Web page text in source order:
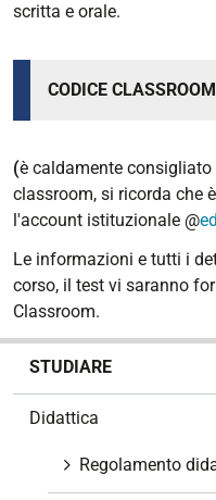
scritta e orale.
CODICE
(è caldamente
classroom, si ricorda che
l'account istituzionale @
Le informazioni e tutti i
corso, il test vi saranno
Classroom.
STUDIARE
Didattica
Regolamento